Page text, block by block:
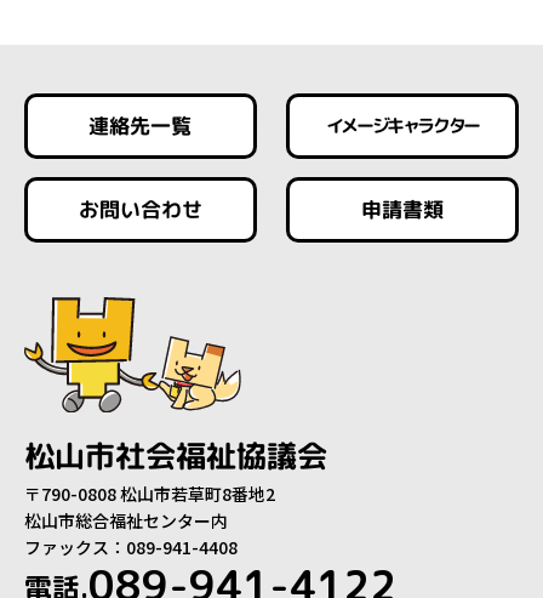
連絡先一覧 イメージキャラクター
お問い合わせ 申請書類
松山市社会福祉協議会
〒790-0808 松山市若草町8番地2
松山市総合福祉センター内
ファックス：089-941-4408
電話.089-941-4122